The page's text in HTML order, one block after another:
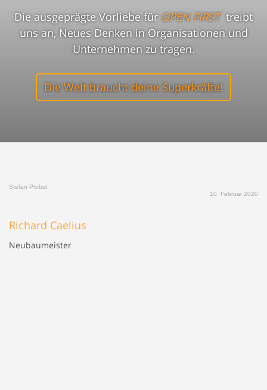
Die ausgeprägte Vorliebe für OPEN FIRSTtreibt
uns an, Neues Denken in Organisationen und
Unternehmen zu tragen.
Die Welt braucht deine Superkräfte!
Stefan Probst
10. Februar 2020
Richard Caelius
Neubaumeister